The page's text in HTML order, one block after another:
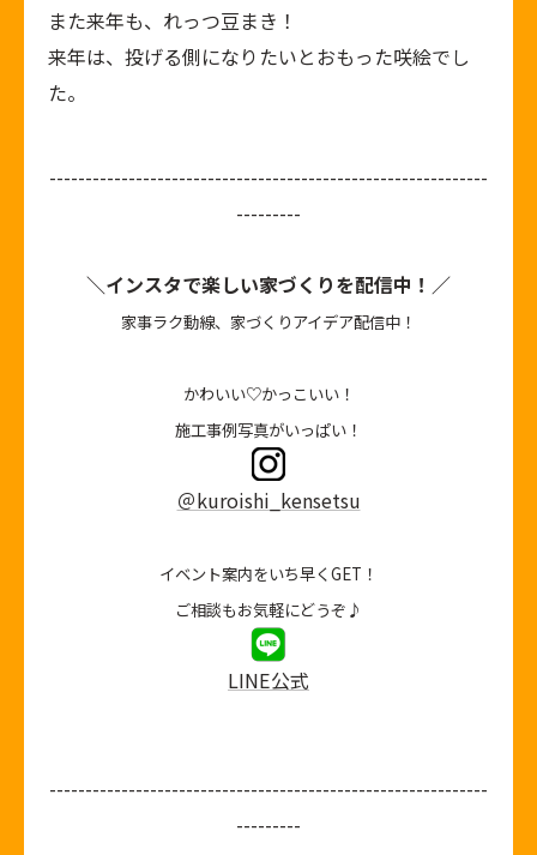
また来年も、れっつ豆まき！
来年は、投げる側になりたいとおもった咲絵でし
た。
-------------------------------------------------------------
---------
＼インスタで楽しい家づくりを配信中！／
家事ラク動線、家づくりアイデア配信中！
かわいい♡かっこいい！
施工事例写真がいっぱい！
＠kuroishi_kensetsu
イベント案内をいち早くGET！
ご相談もお気軽にどうぞ♪
LINE公式
-------------------------------------------------------------
---------